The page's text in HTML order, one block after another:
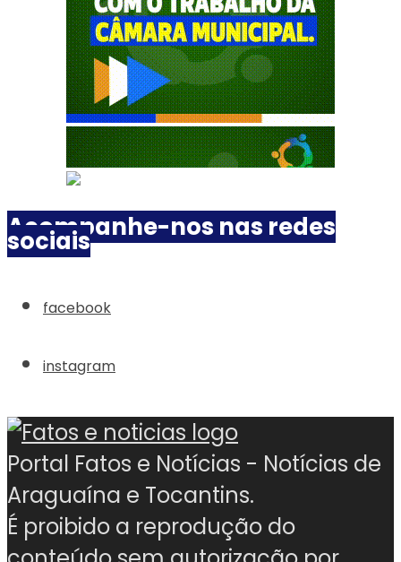
Acompanhe-nos nas redes
sociais
facebook
instagram
Portal Fatos e Notícias - Notícias de
Araguaína e Tocantins.
É proibido a reprodução do